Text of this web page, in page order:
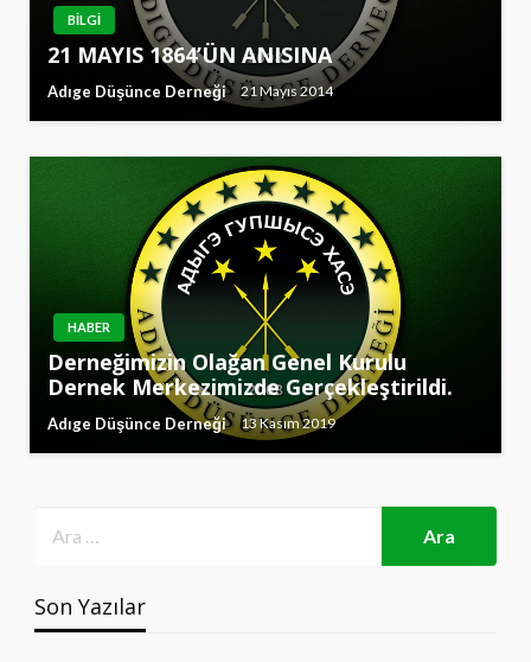
BILGI
21 MAYIS 1864’ÜN ANISINA
Adıge Düşünce Derneği 21 Mayıs 2014
HABER
Derneğimizin Olağan Genel Kurulu
Dernek Merkezimizde Gerçekleştirildi.
Adıge Düşünce Derneği 13 Kasım 2019
Son Yazılar